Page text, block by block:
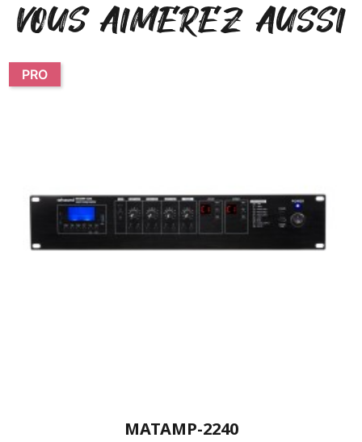
VOUS AIMEREZ AUSSI
MATAMP-2240
PRO